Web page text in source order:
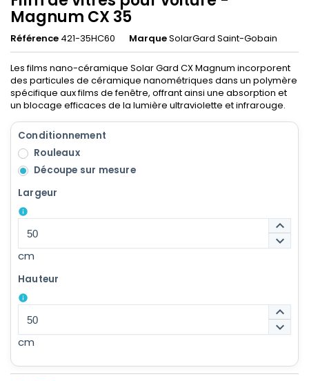
Magnum CX 35
Référence 421-35HC60 MarqueSolarGard Saint-Gobain
Les films nano-céramique Solar Gard CX Magnum incorporent
des particules de céramique nanométriques dans un polymère
spécifique aux films de fenêtre, offrant ainsi une absorption et
un blocage efficaces de la lumière ultraviolette et infrarouge.
Conditionnement
Rouleaux
Découpe sur mesure
Largeur
info
keyboard_arrow_up
keyboard_arrow_down
cm
Hauteur
info
keyboard_arrow_up
keyboard_arrow_down
cm